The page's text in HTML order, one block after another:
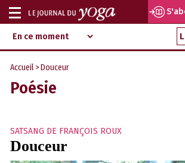
Aller
au
contenu
d‘information
indépendant
Afficher
ou
masquer
la
navigation
Accueil > Douceur
Poésie
SATSANG DE FRANÇOIS ROUX
Douceur